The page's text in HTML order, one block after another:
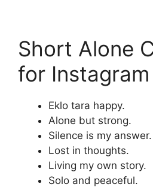
Short Alone
for Instagram
Eklo tara happy.
Alone but strong.
Silence is my answer.
Lost in thoughts.
Living my own story.
Solo and peaceful.